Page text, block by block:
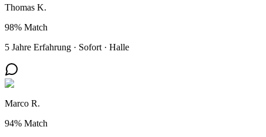
Thomas K.
98% Match
5 Jahre Erfahrung · Sofort · Halle
Marco R.
94% Match